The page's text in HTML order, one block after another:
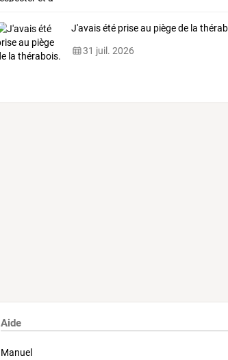
J'avais été prise au piège de la
31 juil. 2026
Aide
Manuel